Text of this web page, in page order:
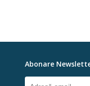
Abonare